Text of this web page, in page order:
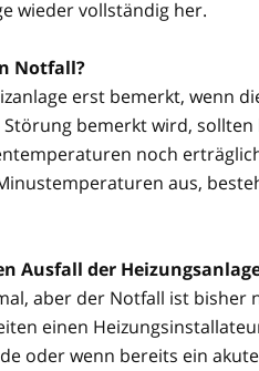
wieder vollständig her.
Notfall?
erst bemerkt, wenn
bemerkt wird,
noch
aus,
Ausfall der
aber der Notfall ist bisher
einen
oder wenn bereits ein